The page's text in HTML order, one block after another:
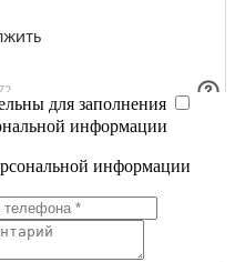
для заполнения
информации
информации